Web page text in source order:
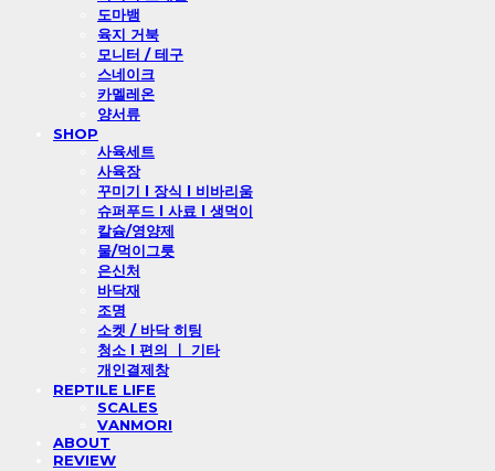
도마뱀
육지 거북
모니터 / 테구
스네이크
카멜레온
양서류
SHOP
사육세트
사육장
꾸미기 l 장식 l 비바리움
슈퍼푸드 l 사료 l 생먹이
칼슘/영양제
물/먹이그릇
은신처
바닥재
조명
소켓 / 바닥 히팅
청소 l 편의 ㅣ 기타
개인결제창
REPTILE LIFE
SCALES
VANMORI
ABOUT
REVIEW